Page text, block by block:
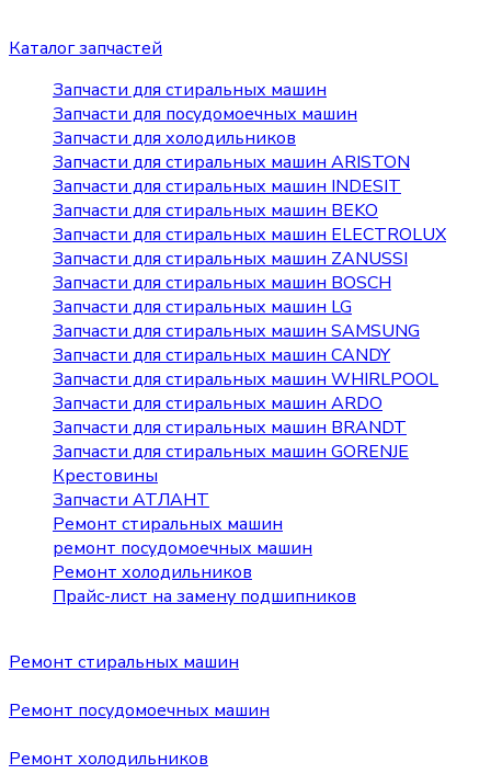
Каталог запчастей
Запчасти для стиральных машин
Запчасти для посудомоечных машин
Запчасти для холодильников
Запчасти для стиральных машин ARISTON
Запчасти для стиральных машин INDESIT
Запчасти для стиральных машин BEKO
Запчасти для стиральных машин ELECTROLUX
Запчасти для стиральных машин ZANUSSI
Запчасти для стиральных машин BOSCH
Запчасти для стиральных машин LG
Запчасти для стиральных машин SAMSUNG
Запчасти для стиральных машин CANDY
Запчасти для стиральных машин WHIRLPOOL
Запчасти для стиральных машин ARDO
Запчасти для стиральных машин BRANDT
Запчасти для стиральных машин GORENJE
Крестовины
Запчасти АТЛАНТ
Ремонт стиральных машин
ремонт посудомоечных машин
Ремонт холодильников
Прайс-лист на замену подшипников
Ремонт стиральных машин
Ремонт посудомоечных машин
Ремонт холодильников